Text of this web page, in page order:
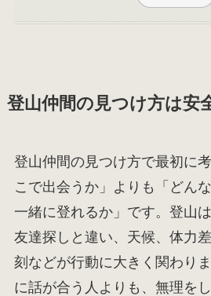
登山仲間の見つけ方は安
登山仲間の見つけ方で最初に
こで出会うか」よりも「どん
一緒に登れるか」です。登山
友達探しと違い、天候、体力
刻などが行動に大きく関わり
に話が合う人よりも、無理を